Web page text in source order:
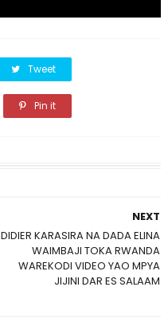
Tweet
Pin it
NEXT
DIDIER KARASIRA NA DADA ELINA
WAIMBAJI TOKA RWANDA
WAREKODI VIDEO YAO MPYA
JIJINI DAR ES SALAAM